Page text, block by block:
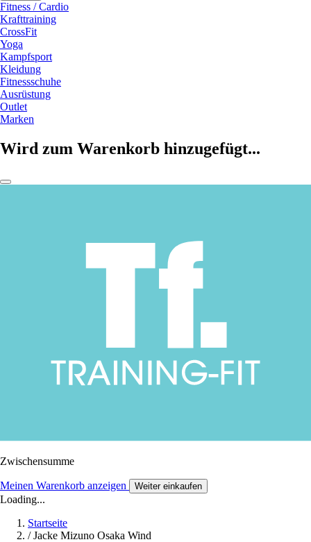
Fitness / Cardio
Krafttraining
CrossFit
Yoga
Kampfsport
Kleidung
Fitnessschuhe
Ausrüstung
Outlet
Marken
Wird zum Warenkorb hinzugefügt...
Zwischensumme
Meinen Warenkorb anzeigen Weiter einkaufen
Loading...
Startseite
/ Jacke Mizuno Osaka Wind